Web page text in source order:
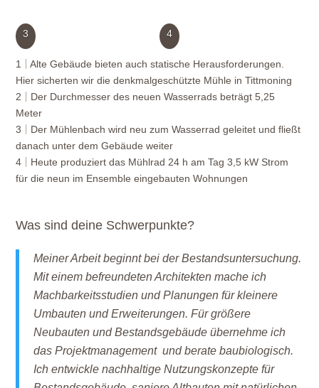
3 4
1
Alte Gebäude bieten auch statische Herausforderungen.
Hier sicherten wir die denkmalgeschützte Mühle in Tittmoning
2
Der Durchmesser des neuen Wasserrads beträgt 5,25
Meter
3
Der Mühlenbach wird neu zum Wasserrad geleitet und fließt
danach unter dem Gebäude weiter
4
Heute produziert das Mühlrad 24 h am Tag 3,5 kW Strom
für die neun im Ensemble eingebauten Wohnungen
Was sind deine Schwerpunkte?
Meiner Arbeit beginnt bei der Bestandsuntersuchung.
Mit einem befreundeten Architekten mache ich
Machbarkeitsstudien und Planungen für kleinere
Umbauten und Erweiterungen. Für größere
Neubauten und Bestandsgebäude übernehme ich
das Projektmanagement und berate baubiologisch.
Ich entwickle nachhaltige Nutzungskonzepte für